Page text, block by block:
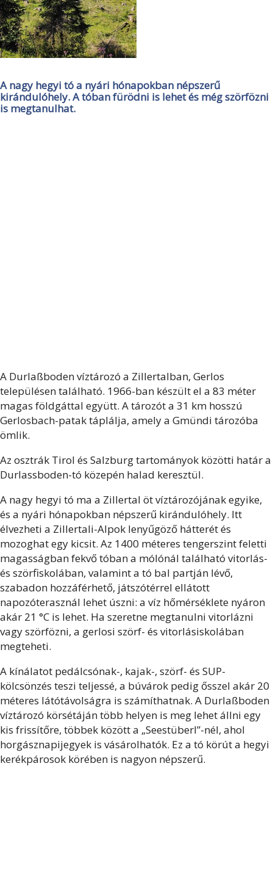
A nagy hegyi tó a nyári hónapokban népszerű
kirándulóhely. A tóban fürödni is lehet és még szörfözni
is megtanulhat.
A Durlaßboden víztározó a Zillertalban, Gerlos
településen található. 1966-ban készült el a 83 méter
magas földgáttal együtt. A tározót a 31 km hosszú
Gerlosbach-patak táplálja, amely a Gmündi tározóba
ömlik.
Az osztrák Tirol és Salzburg tartományok közötti határ a
Durlassboden-tó közepén halad keresztül.
A nagy hegyi tó ma a Zillertal öt víztározójának egyike,
és a nyári hónapokban népszerű kirándulóhely. Itt
élvezheti a Zillertali-Alpok lenyűgöző hátterét és
mozoghat egy kicsit. Az 1400 méteres tengerszint feletti
magasságban fekvő tóban a mólónál található vitorlás-
és szörfiskolában, valamint a tó bal partján lévő,
szabadon hozzáférhető, játszótérrel ellátott
napozóterasznál lehet úszni: a víz hőmérséklete nyáron
akár 21 °C is lehet. Ha szeretne megtanulni vitorlázni
vagy szörfözni, a gerlosi szörf- és vitorlásiskolában
megteheti.
A kínálatot pedálcsónak-, kajak-, szörf- és SUP-
kölcsönzés teszi teljessé, a búvárok pedig ősszel akár 20
méteres látótávolságra is számíthatnak. A Durlaßboden
víztározó körsétáján több helyen is meg lehet állni egy
kis frissítőre, többek között a „Seestüberl”-nél, ahol
horgásznapijegyek is vásárolhatók. Ez a tó körút a hegyi
kerékpárosok körében is nagyon népszerű.